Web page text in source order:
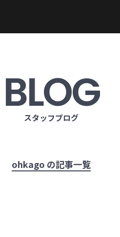
BLOG
スタッフブログ
ohkago の記事一覧